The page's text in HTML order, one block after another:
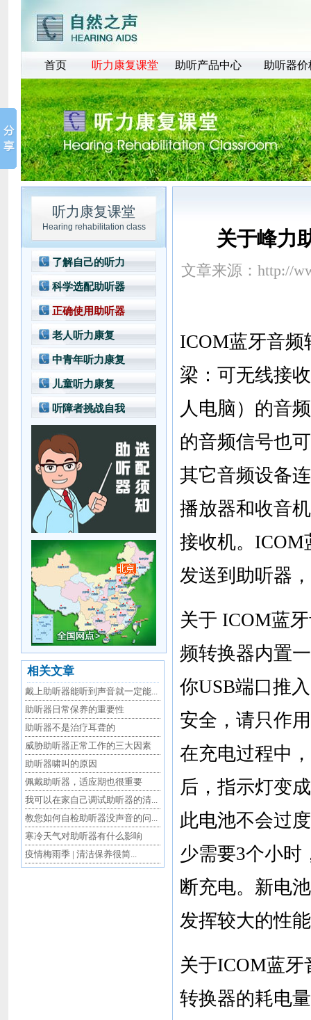
首页 听力康复课堂 助听产品中心 助听器价
听力康复课堂
Hearing rehabilitation class
了解自己的听力
科学选配助听器
正确使用助听器
老人听力康复
中青年听力康复
儿童听力康复
听障者挑战自我
相关文章
戴上助听器能听到声音就一定能...
助听器日常保养的重要性
助听器不是治疗耳聋的
威胁助听器正常工作的三大因素
助听器啸叫的原因
佩戴助听器，适应期也很重要
我可以在家自己调试助听器的清...
教您如何自检助听器没声音的问...
寒冷天气对助听器有什么影响
疫情梅雨季 | 清洁保养很简...
关于峰力
文章来源： http://
ICOM蓝牙音频
梁：可无线接
人电脑）的音
的音频信号也
其它音频设备
播放器和收音
接收机。ICOM
发送到助听器
关于 ICOM蓝
频转换器内置
你USB端口推
安全，请只作
在充电过程中
后，指示灯变
此电池不会过
少需要3个小时
断充电。新电
发挥较大的性
关于ICOM蓝
转换器的耗电